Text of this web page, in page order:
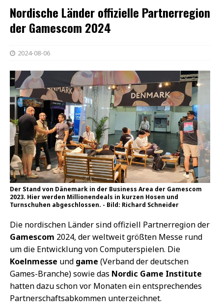
Nordische Länder offizielle Partnerregion
der Gamescom 2024
2024-08-06
Der Stand von Dänemark in der Business Area der Gamescom
2023. Hier werden Millionendeals in kurzen Hosen und
Turnschuhen abgeschlossen. - Bild: Richard Schneider
Die nordischen Länder sind offiziell Partnerregion der
Gamescom 2024, der weltweit größten Messe rund
um die Entwicklung von Computerspielen. Die
Koelnmesse und game (Verband der deutschen
Games-Branche) sowie das Nordic Game Institute
hatten dazu schon vor Monaten ein entsprechendes
Partnerschaftsabkommen unterzeichnet.